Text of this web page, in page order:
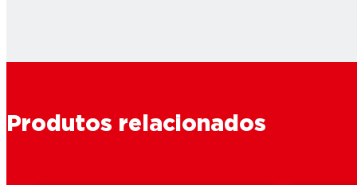
Produtos relacionados